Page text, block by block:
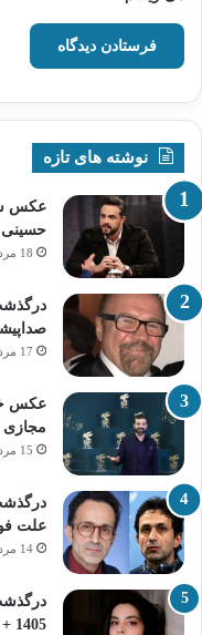
نوشته های تازه
عکس
18 مرداد 1405
17 مرداد 1405
عکس
مجازی
15 مرداد 1405
علت
14 مرداد 1405
1405 + علت فوت